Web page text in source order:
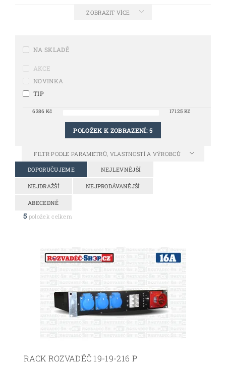
ZOBRAZIT VÍCE
NA SKLADĚ
AKCE
NOVINKA
TIP
6386 Kč 17125 Kč
POLOŽEK K ZOBRAZENÍ:5
FILTR PODLE PARAMETRŮ, VLASTNOSTÍ A VÝROBCŮ
DOPORUČUJEME NEJLEVNĚJŠÍ
NEJDRAŽŠÍ NEJPRODÁVANĚJŠÍ
ABECEDNĚ
5 položek celkem
RACK ROZVADĚČ 19-19-216 P